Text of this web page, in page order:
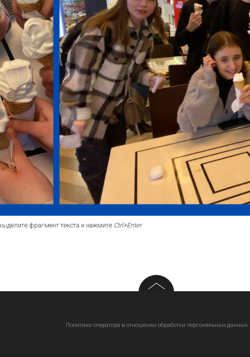
фрагмент текста и нажмите Ctrl+Enter.
Политика оператора в отношении обработки персональных данных